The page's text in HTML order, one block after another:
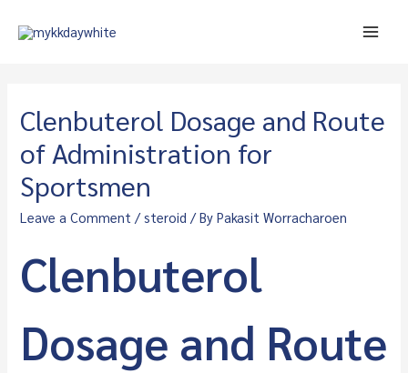
Clenbuterol Dosage and Route
of Administration for
Sportsmen
Leave a Comment / steroid / ByPakasit Worracharoen
Clenbuterol
Dosage and Route